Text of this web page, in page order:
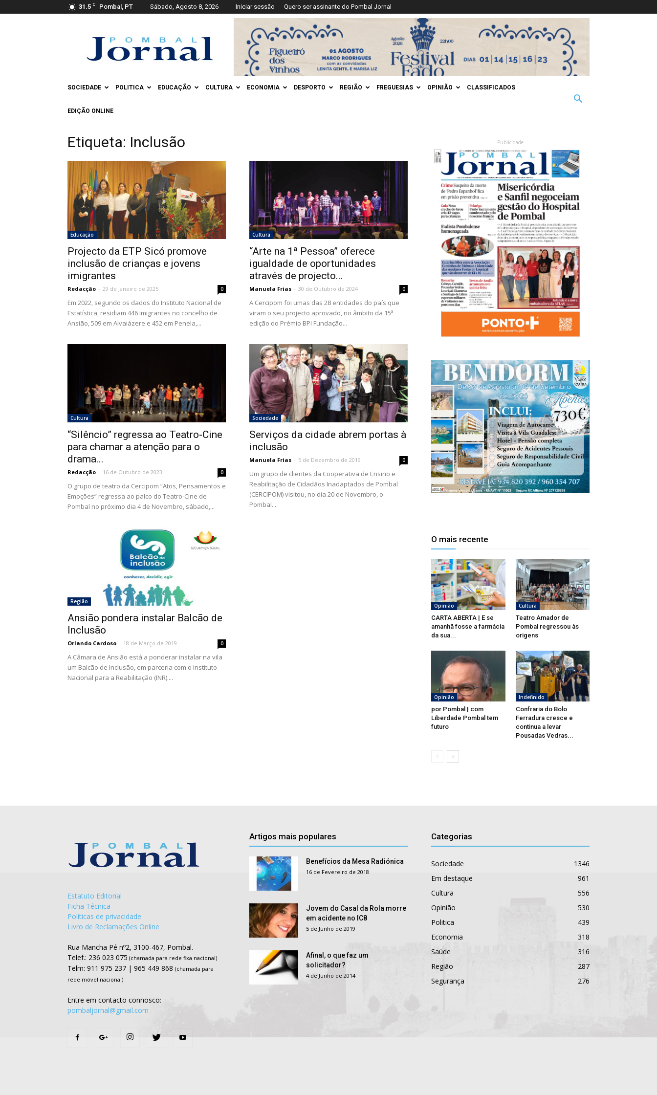
31.5 C Pombal, PT Sábado, Agosto 8, 2026 Iniciar sessão Quero ser assinante do Pombal Jornal
Jornal
SOCIEDADE POLITICA EDUCAÇÃO CULTURA ECONOMIA DESPORTO REGIÃO FREGUESIAS OPINIÃO CLASSIFICADOS
EDIÇÃO ONLINE
Etiqueta: Inclusão
Educação
Projecto da ETP Sicó promove
inclusão de crianças e jovens
imigrantes
Redacção - 29 de Janeiro de 2025 0
Em 2022, segundo os dados do Instituto Nacional de
Estatística, residiam 446 imigrantes no concelho de
Ansião, 509 em Alvaiázere e 452 em Penela,...
Cultura
“Arte na 1ª Pessoa” oferece
igualdade de oportunidades
através de projecto...
Manuela Frias - 30 de Outubro de 2024 0
A Cercipom foi umas das 28 entidades do país que
viram o seu projecto aprovado, no âmbito da 15ª
edição do Prémio BPI Fundação...
Cultura
“Silêncio” regressa ao Teatro-Cine
para chamar a atenção para o
drama...
Redacção - 16 de Outubro de 2023 0
O grupo de teatro da Cercipom “Atos, Pensamentos e
Emoções” regressa ao palco do Teatro-Cine de
Pombal no próximo dia 4 de Novembro, sábado,...
Sociedade
Serviços da cidade abrem portas à
inclusão
Manuela Frias - 5 de Dezembro de 2019 0
Um grupo de clientes da Cooperativa de Ensino e
Reabilitação de Cidadãos Inadaptados de Pombal
(CERCIPOM) visitou, no dia 20 de Novembro, o
Pombal...
Região
Ansião pondera instalar Balcão de
Inclusão
Orlando Cardoso - 18 de Março de 2019 0
A Câmara de Ansião está a ponderar instalar na vila
um Balcão de Inclusão, em parceria com o Instituto
Nacional para a Reabilitação (INR)....
- Publicidade -
O mais recente
Opinião
CARTA ABERTA | E se
amanhã fosse a farmácia
da sua...
Cultura
Teatro Amador de
Pombal regressou às
origens
Opinião
por Pombal | com
Liberdade Pombal tem
futuro
Indefinido
Confraria do Bolo
Ferradura cresce e
continua a levar
Pousadas Vedras...
Estatuto Editorial
Ficha Técnica
Políticas de privacidade
Livro de Reclamações Online
Rua Mancha Pé nº2, 3100-467, Pombal.
Telef.: 236 023 075 (chamada para rede fixa nacional)
Telm: 911 975 237 | 965 449 868 (chamada para
rede móvel nacional)
Entre em contacto connosco:
pombaljornal@gmail.com
Artigos mais populares
Benefícios da Mesa Radiónica
16 de Fevereiro de 2018
Jovem do Casal da Rola morre
em acidente no IC8
5 de Junho de 2019
Afinal, o que faz um
solicitador?
4 de Junho de 2014
Categorias
Sociedade
1346
Em destaque
961
Cultura
556
Opinião
530
Politica
439
Economia
318
Saúde
316
Região
287
Segurança
276